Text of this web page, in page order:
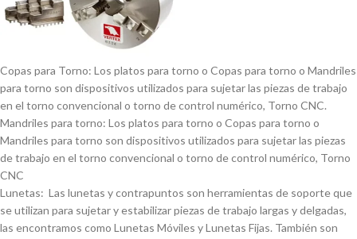
Copas para Torno: Los platos para torno o Copas para torno o Mandriles
para torno son dispositivos utilizados para sujetar las piezas de trabajo
en el torno convencional o torno de control numérico, Torno CNC.
Mandriles para torno: Los platos para torno o Copas para torno o
Mandriles para torno son dispositivos utilizados para sujetar las piezas
de trabajo en el torno convencional o torno de control numérico, Torno
CNC
Lunetas: Las lunetas y contrapuntos son herramientas de soporte que
se utilizan para sujetar y estabilizar piezas de trabajo largas y delgadas,
las encontramos como Lunetas Móviles y Lunetas Fijas. También son